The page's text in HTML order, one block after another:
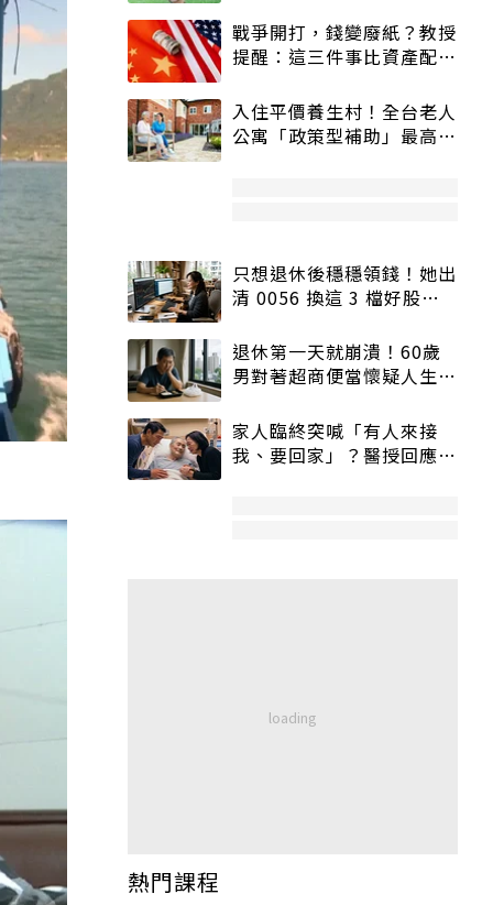
戰爭開打，錢變廢紙？教授
提醒：這三件事比資產配置
入住平價養生村！全台老人
公寓「政策型補助」最高打
只想退休後穩穩領錢！她出
清 0056 換這 3 檔好股：
退休第一天就崩潰！60歲
男對著超商便當懷疑人生
家人臨終突喊「有人來接
我、要回家」？醫授回應方
熱門課程